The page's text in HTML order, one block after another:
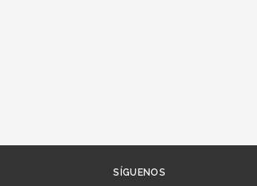
SÍGUENOS